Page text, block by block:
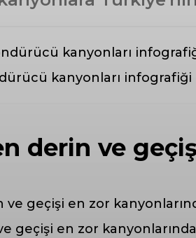
kanyonları infografiği
derin ve
geçişi en zor